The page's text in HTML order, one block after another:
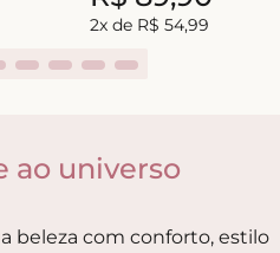
2x de R$ 54,99
ao universo
beleza com conforto, estilo